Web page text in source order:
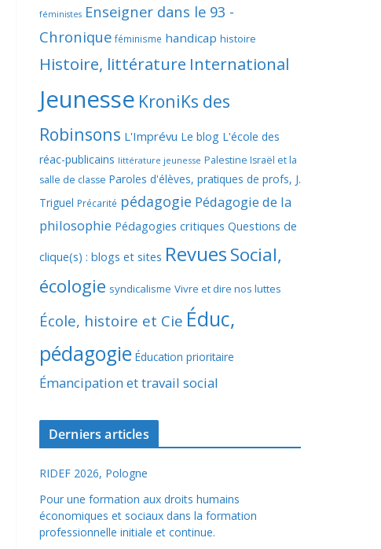
féministes Enseigner dans le 93 -
Chronique féminisme handicap histoire
Histoire, littérature International
Jeunesse KroniKs des
Robinsons L'Imprévu Le blog L'école des
réac-publicains littérature jeunesse Palestine Israël et la
salle de classe Paroles d'élèves, pratiques de profs, J.
Triguel Précarité pédagogie Pédagogie de la
philosophie Pédagogies critiques Questions de
clique(s) : blogs et sites RevuesSocial,
écologie syndicalisme Vivre et dire nos luttes
École, histoire et Cie Éduc,
pédagogie Éducation prioritaire
Émancipation et travail social
Derniers articles
RIDEF 2026, Pologne
Pour une formation aux droits humains
économiques et sociaux dans la formation
professionnelle initiale et continue.